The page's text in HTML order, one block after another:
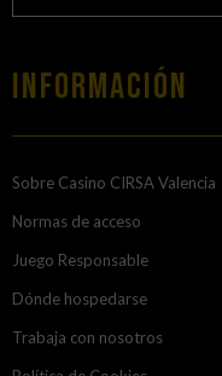
Información
Sobre Casino CIRSA Valencia
Normas de acceso
Juego Responsable
Dónde hospedarse
Trabaja con nosotros